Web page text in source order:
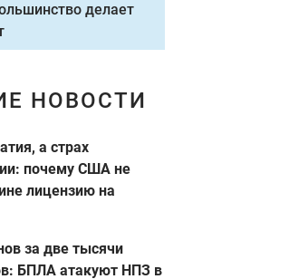
делает
НОВОСТИ
а страх
почему США не
лицензию на
за две тысячи
БПЛА атакуют НПЗ в